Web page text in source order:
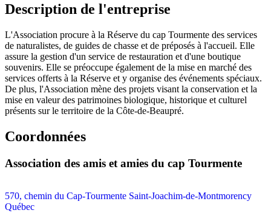
Description de l'entreprise
L'Association procure à la Réserve du cap Tourmente des services
de naturalistes, de guides de chasse et de préposés à l'accueil. Elle
assure la gestion d'un service de restauration et d'une boutique
souvenirs. Elle se préoccupe également de la mise en marché des
services offerts à la Réserve et y organise des événements spéciaux.
De plus, l'Association mène des projets visant la conservation et la
mise en valeur des patrimoines biologique, historique et culturel
présents sur le territoire de la Côte-de-Beaupré.
Coordonnées
Association des amis et amies du cap Tourmente
570, chemin du Cap-Tourmente Saint-Joachim-de-Montmorency
Québec